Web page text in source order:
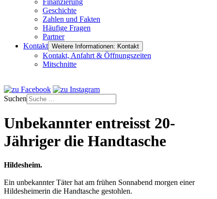
Finanzierung
Geschichte
Zahlen und Fakten
Häufige Fragen
Partner
Kontakt Weitere Informationen: Kontakt
Kontakt, Anfahrt & Öffnungszeiten
Mitschnitte
Suchen
Unbekannter entreisst 20-
Jähriger die Handtasche
Hildesheim.
Ein unbekannter Täter hat am frühen Sonnabend morgen einer
Hildesheimerin die Handtasche gestohlen.